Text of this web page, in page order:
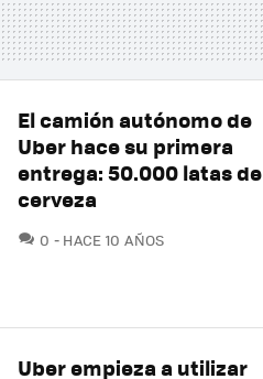
El camión autónomo de
Uber hace su primera
entrega: 50.000 latas de
cerveza
0 COMENTARIOS
HACE 10 AÑOS
Uber empieza a utilizar